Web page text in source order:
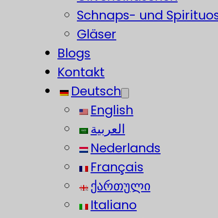
Schnaps- und
Gläser
Blogs
Kontakt
Deutsch
English
العربية
Nederlands
Français
ქართული
Italiano